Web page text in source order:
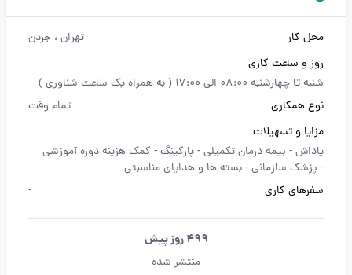
محل کار تهران ، جردن
روز و ساعت کاری
شنبه تا چهارشنبه 08:00 الی 17:00 ( به همراه یک ساعت شناوری )
نوع همکاری
تمام وقت
مزایا و تسهیلات
پاداش - بیمه درمان تکمیلی -پارکینگ - کمک هزینه دوره آموزشی
- پزشک سازمانی -بسته ها و هدایای مناسبتی
سفرهای کاری
-
499 روز پیش
منتشر شده